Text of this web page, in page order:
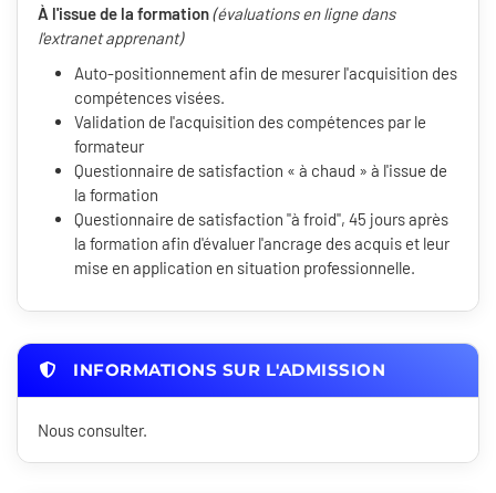
À l'issue de la formation(évaluations en ligne dans
l'extranet apprenant)
Auto-positionnement afin de mesurer l'acquisition des
compétences visées.
Validation de l'acquisition des compétences par le
formateur
Questionnaire de satisfaction « à chaud » à l'issue de
la formation
Questionnaire de satisfaction "à froid", 45 jours après
la formation afin d'évaluer l'ancrage des acquis et leur
mise en application en situation professionnelle.
INFORMATIONS SUR L'ADMISSION
Nous consulter.